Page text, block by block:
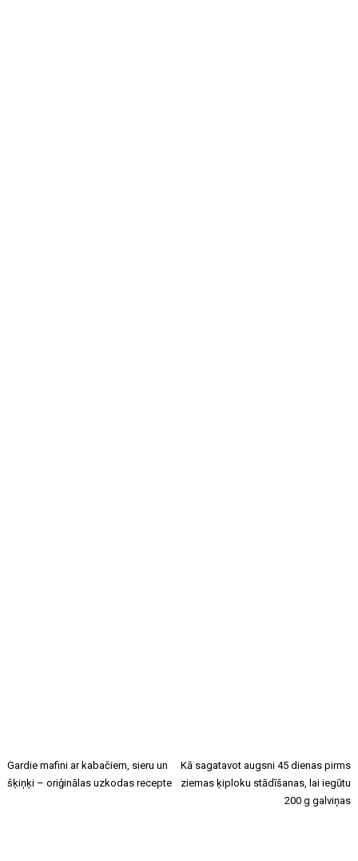
Gardie mafini ar kabačiem, sieru un
šķiņķi – oriģinālas uzkodas recepte
Kā sagatavot augsni 45 dienas pirms
ziemas ķiploku stādīšanas, lai iegūtu
200 g galviņas